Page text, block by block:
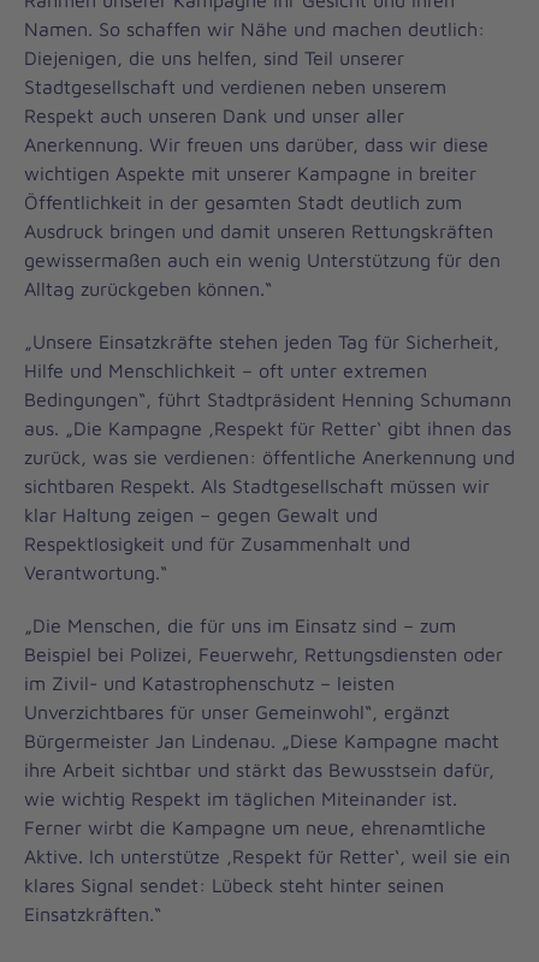
Namen. So schaffen wir Nähe und machen deutlich:
Diejenigen, die uns helfen, sind Teil unserer
Stadtgesellschaft und verdienen neben unserem
Respekt auch unseren Dank und unser aller
Anerkennung. Wir freuen uns darüber, dass wir diese
wichtigen Aspekte mit unserer Kampagne in breiter
Öffentlichkeit in der gesamten Stadt deutlich zum
Ausdruck bringen und damit unseren Rettungskräften
gewissermaßen auch ein wenig Unterstützung für den
Alltag zurückgeben können.“
„Unsere Einsatzkräfte stehen jeden Tag für Sicherheit,
Hilfe und Menschlichkeit – oft unter extremen
Bedingungen“, führt Stadtpräsident Henning Schumann
aus. „Die Kampagne ‚Respekt für Retter‘ gibt ihnen das
zurück, was sie verdienen: öffentliche Anerkennung und
sichtbaren Respekt. Als Stadtgesellschaft müssen wir
klar Haltung zeigen – gegen Gewalt und
Respektlosigkeit und für Zusammenhalt und
Verantwortung.“
„Die Menschen, die für uns im Einsatz sind – zum
Beispiel bei Polizei, Feuerwehr, Rettungsdiensten oder
im Zivil- und Katastrophenschutz – leisten
Unverzichtbares für unser Gemeinwohl“, ergänzt
Bürgermeister Jan Lindenau. „Diese Kampagne macht
ihre Arbeit sichtbar und stärkt das Bewusstsein dafür,
wie wichtig Respekt im täglichen Miteinander ist.
Ferner wirbt die Kampagne um neue, ehrenamtliche
Aktive. Ich unterstütze ‚Respekt für Retter‘, weil sie ein
klares Signal sendet: Lübeck steht hinter seinen
Einsatzkräften.“